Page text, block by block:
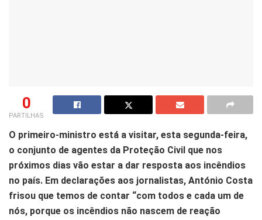
0
PARTILHAS
O primeiro-ministro está a visitar, esta segunda-feira,
o conjunto de agentes da Proteção Civil que nos
próximos dias vão estar a dar resposta aos incêndios
no país. Em declarações aos jornalistas, António Costa
frisou que temos de contar “com todos e cada um de
nós, porque os incêndios não nascem de reação